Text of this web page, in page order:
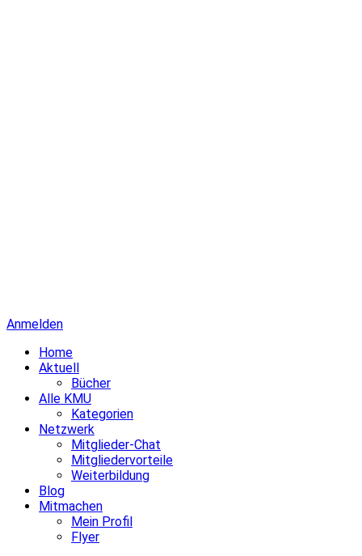
Anmelden
Home
Aktuell
Bücher
Alle KMU
Kategorien
Netzwerk
Mitglieder-Chat
Mitgliedervorteile
Weiterbildung
Blog
Mitmachen
Mein Profil
Flyer